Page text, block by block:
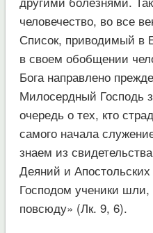
человечество, во все
Список, приводимый в
в своем обобщении
Бога направлено
Милосердный Господь
очередь о тех, кто
самого начала
знаем из
Деяний и
Господом ученики шли,
повсюду» (Лк. 9, 6).